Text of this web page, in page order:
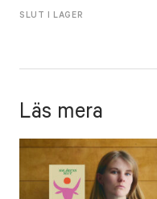
SLUT I LAGER
Läs mera